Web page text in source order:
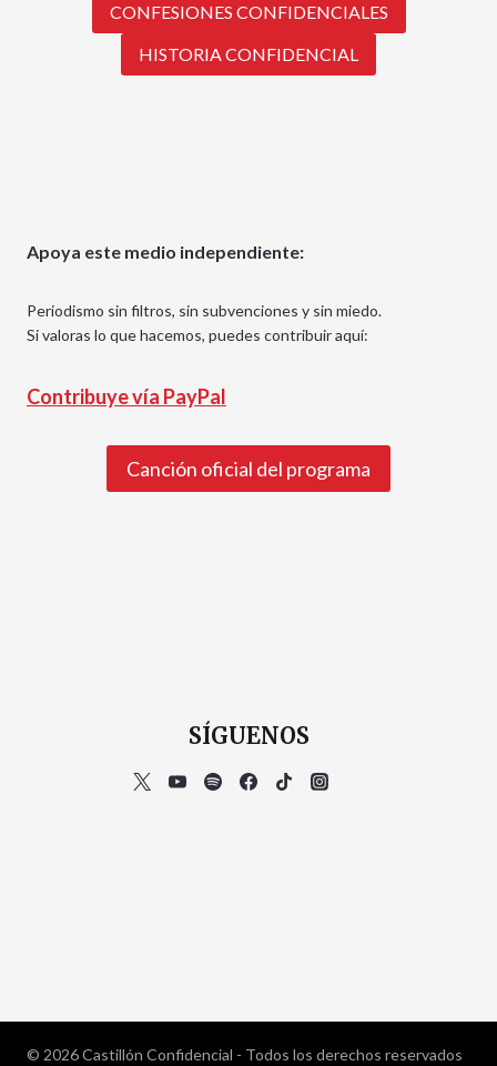
CONFESIONES CONFIDENCIALES
HISTORIA CONFIDENCIAL
Apoya este medio independiente:
Periodismo sin filtros, sin subvenciones y sin miedo.
Si valoras lo que hacemos, puedes contribuir aquí:
Contribuye vía PayPal
Canción oficial del programa
SÍGUENOS
© 2026 Castillón Confidencial - Todos los derechos reservados